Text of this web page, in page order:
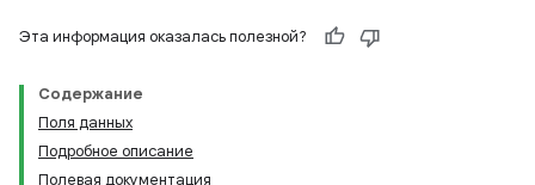
Эта информация оказалась полезной?
Содержание
Поля данных
Подробное описание
Полевая документация